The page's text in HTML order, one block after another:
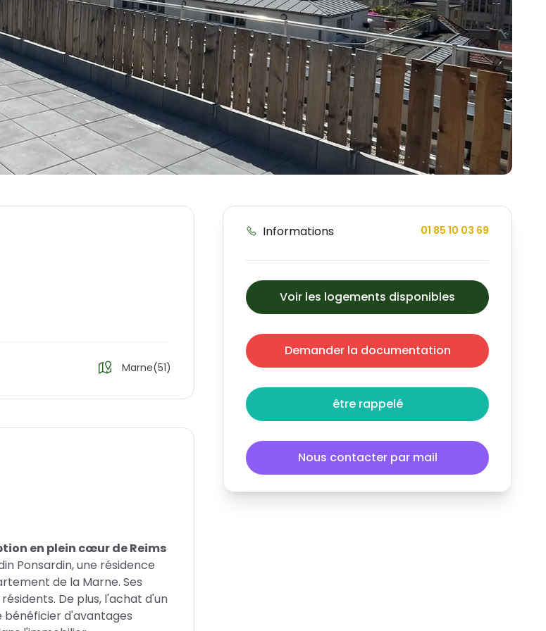
Marne(51)
en plein cœur de Reims
Ponsardin, une résidence
de la Marne. Ses
De plus, l'achat d'un
d'avantages
Informations 01 85 10 03 69
Voir les logements disponibles
Demander la documentation
être rappelé
Nous contacter par mail